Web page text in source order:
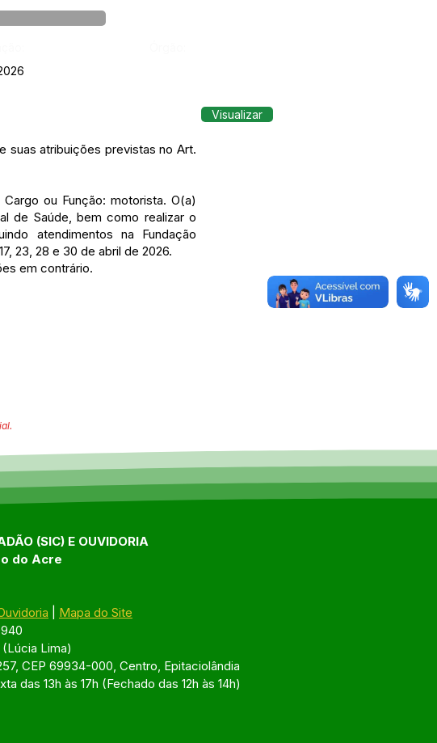
suas atribuições previstas no Art.
ou Função: motorista. O(a)
de Saúde, bem como realizar o
atendimentos na Fundação
23, 28 e 30 de abril de 2026.
em contrário.
Visualizar
(SIC) E OUVIDORIA
do Acre
Mapa do Site
(Lúcia Lima)
CEP 69934-000, Centro, Epitaciolândia
das 13h às 17h (Fechado das 12h às 14h)